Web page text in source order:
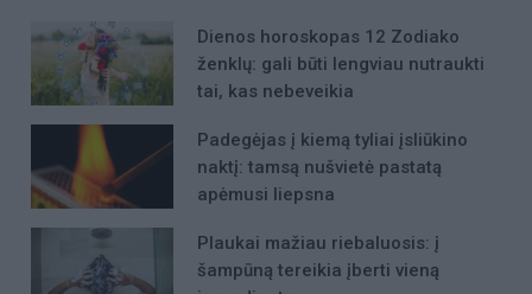
Dienos horoskopas 12 Zodiako
ženklų: gali būti lengviau nutraukti
tai, kas nebeveikia
Padegėjas į kiemą tyliai įsliūkino
naktį: tamsą nušvietė pastatą
apėmusi liepsna
Plaukai mažiau riebaluosis: į
šampūną tereikia įberti vieną